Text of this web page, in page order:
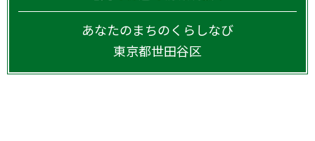
あなたのまちのくらしなび
東京都世田谷区